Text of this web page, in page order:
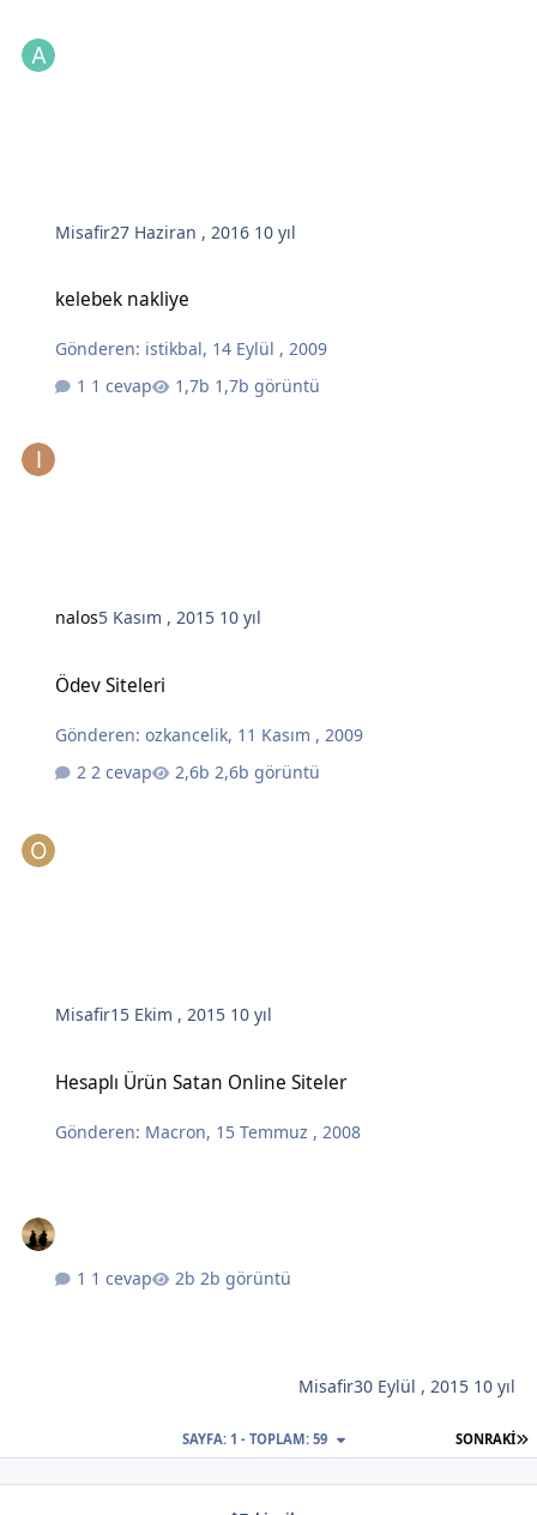
Misafir27 Haziran , 2016 10 yıl
kelebek nakliye
Gönderen: istikbal, 14 Eylül , 2009
1 cevap
1,7b görüntü
nalos5 Kasım , 2015 10 yıl
Ödev Siteleri
Gönderen:ozkancelik, 11 Kasım , 2009
2 cevap
2,6b görüntü
Misafir15 Ekim , 2015 10 yıl
Hesaplı Ürün Satan Online Siteler
Gönderen: Macron, 15 Temmuz , 2008
1 cevap 2b görüntü
Misafir30 Eylül , 2015 10 yıl
SONRAKI
SAYFA: 1 - TOPLAM: 59